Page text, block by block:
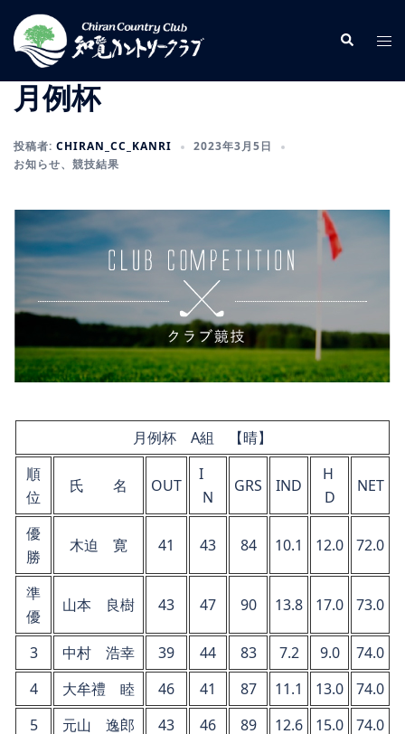
ン
検
索
ト
ル
月例杯
投稿者: CHIRAN_CC_KANRI
2023年3月5日
お知らせ、 競技結果
月例杯 A組 【晴】
順
位
氏 名 OUT
I
N
GRS IND
H
D
NET
優
勝
木迫 寛 41 43 84 10.1 12.0 72.0
準
優
山本 良樹 43 47 90 13.8 17.0 73.0
3 中村 浩幸 39 44 83 7.2 9.0
74.0
4
大牟禮 睦 46 41 87 11.1 13.0
74.0
5
元山 逸郎 43 46 89 12.6 15.0
74.0